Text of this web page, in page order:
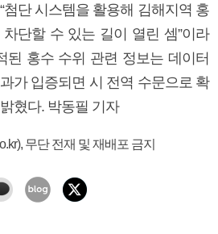
첨단 시스템을 활용해 김해지역 홍
단할 수 있는 길이 열린 셈”이라
된 홍수 수위 관련 정보는 데이터
가 입증되면 시 전역 수문으로 확
혔다. 박동필 기자
무단 전재 및 재배포 금지